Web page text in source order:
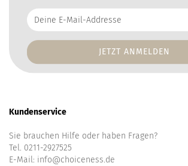
Deine
E-
Addresse
Kundenservice
Sie brauchen Hilfe oder haben Fragen?
Tel. 0211-2927525
E-Mail: info@choiceness.de